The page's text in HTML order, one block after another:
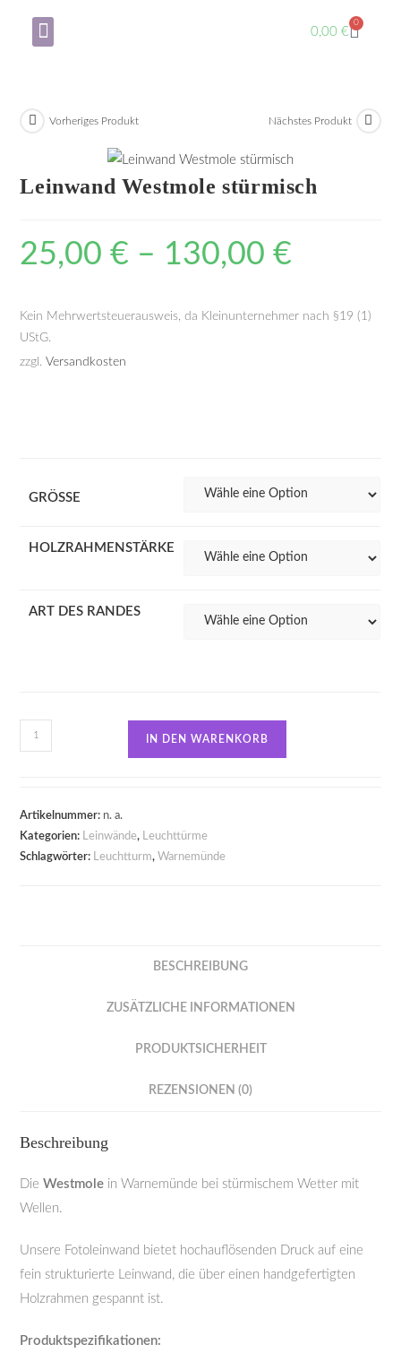
0,00 €
0
Vorheriges Produkt Nächstes Produkt
Leinwand Westmole stürmisch
25,00€ – 130,00€
Kein Mehrwertsteuerausweis, da Kleinunternehmer nach §19 (1)
UStG.
zzgl.Versandkosten
GRÖSSE
HOLZRAHMENSTÄRKE
ART DES RANDES
IN DEN WARENKORB
Artikelnummer: n. a.
Kategorien: Leinwände, Leuchttürme
Schlagwörter: Leuchtturm,Warnemünde
BESCHREIBUNG
ZUSÄTZLICHE INFORMATIONEN
PRODUKTSICHERHEIT
REZENSIONEN (0)
Beschreibung
DieWestmole in Warnemünde bei stürmischem Wetter mit
Wellen.
Unsere Fotoleinwand bietet hochauflösenden Druck auf eine
fein strukturierte Leinwand, die über einen handgefertigten
Holzrahmen gespannt ist.
Produktspezifikationen: